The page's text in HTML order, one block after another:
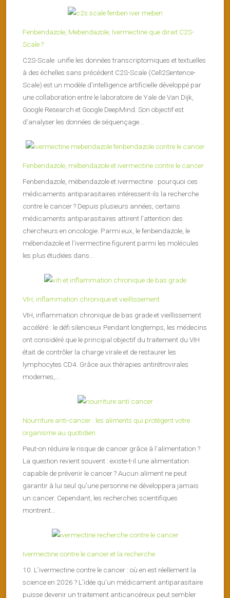
Fenbendazole, Mebendazole, Ivermectine que dirait C2S-
Scale ?
C2S-Scale unifie les données transcriptomiques et textuelles
à des échelles sans précédent C2S-Scale (Cell2Sentence-
Scale) est un modèle d’intelligence artificielle développé par
une collaboration entre le laboratoire de Yale de Van Dijk,
Google Research et Google DeepMind. Son objectif est
d’analyser les données de séquençage...
Fenbendazole, mébendazole et ivermectine contre le cancer
Fenbendazole, mébendazole et ivermectine : pourquoi ces
médicaments antiparasitaires intéressent-ils la recherche
contre le cancer ? Depuis plusieurs années, certains
médicaments antiparasitaires attirent l’attention des
chercheurs en oncologie. Parmi eux, le fenbendazole, le
mébendazole et l’ivermectine figurent parmi les molécules
les plus étudiées dans...
VIH, inflammation chronique et vieillissement
VIH, inflammation chronique de bas grade et vieillissement
accéléré : le défi silencieux Pendant longtemps, les médecins
ont considéré que le principal objectif du traitement du VIH
était de contrôler la charge virale et de restaurer les
lymphocytes CD4. Grâce aux thérapies antirétrovirales
modernes,...
Nourriture anti-cancer : les aliments qui protègent votre
organisme au quotidien
Peut-on réduire le risque de cancer grâce à l’alimentation ?
La question revient souvent : existe-t-il une alimentation
capable de prévenir le cancer ? Aucun aliment ne peut
garantir à lui seul qu’une personne ne développera jamais
un cancer. Cependant, les recherches scientifiques
montrent...
Ivermectine contre le cancer et la recherche
10. L’ivermectine contre le cancer : où en est réellement la
science en 2026 ? L’idée qu’un médicament antiparasitaire
puisse devenir un traitement anticancéreux peut sembler